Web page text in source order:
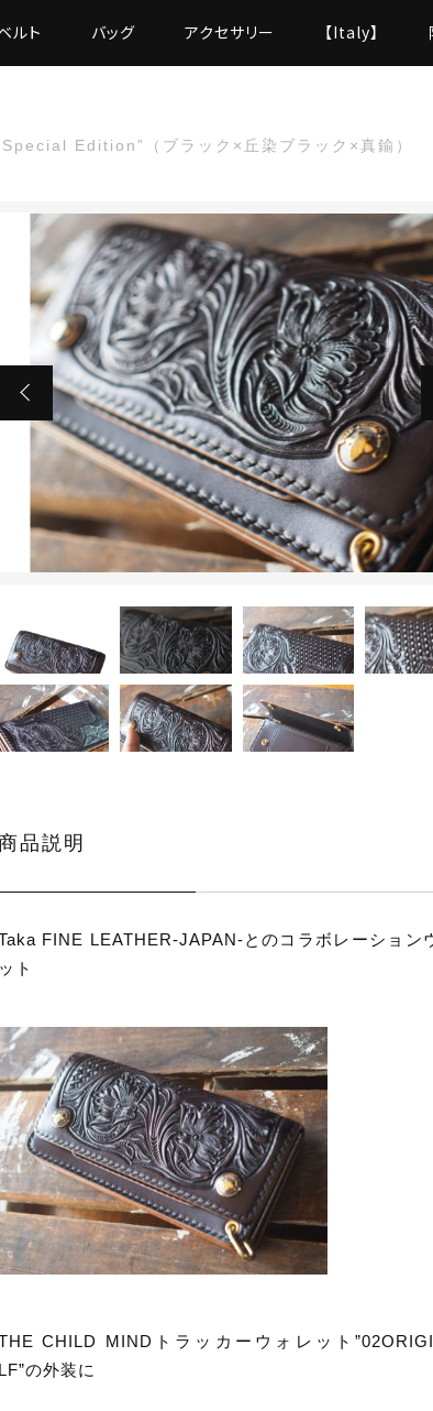
ルト バッグ アクセサリー 【Italy】
Edition”（ブラック×丘染ブラック×真鍮）
品説明
FINE LEATHER-JAPAN-とのコラボレーション
ット
CHILD MINDトラッカーウォレット
LF”の外装に
Edition”（ブラック×丘染ブラック×真鍮）
を続ける カートを確認